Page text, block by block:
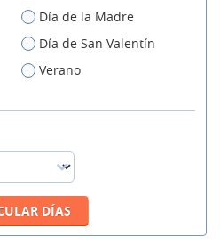
Día de la Madre
Día de San Valentín
Verano